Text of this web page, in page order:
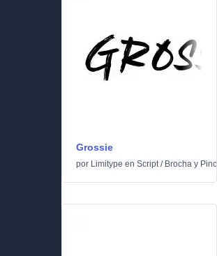
Grossie
por Limitype en Script/ Brocha y